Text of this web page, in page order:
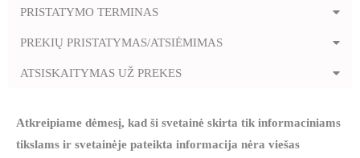
PRISTATYMO TERMINAS
PREKIŲ PRISTATYMAS/ATSIĖMIMAS
ATSISKAITYMAS UŽ PREKES
Atkreipiame dėmesį, kad ši svetainė skirta tik informaciniams
tikslams ir svetainėje pateikta informacija nėra viešas